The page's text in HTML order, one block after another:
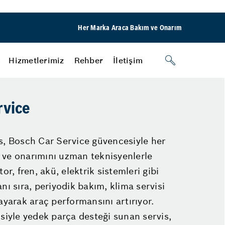
Her Marka Araca Bakım ve Onarım
Fixer Motors
Hizmetlerimiz
Yağ & Filtre Değişimi
Lastik
Rot - Balans
Rehber
Rehber
İletişim
Bosch Car Service güvencesiyle her
onarımını uzman teknisyenlerle
fren, akü, elektrik sistemleri gibi
sıra, periyodik bakım, klima servisi
araç performansını artırıyor.
yedek parça desteği sunan servis,